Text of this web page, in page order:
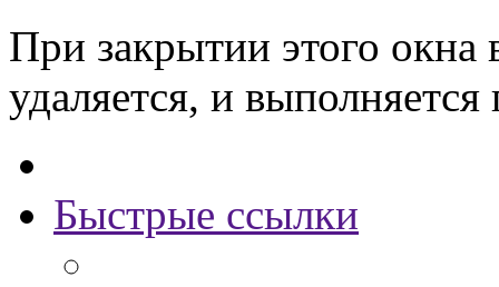
При закрытии этого окна
удаляется, и
Быстрые ссылки